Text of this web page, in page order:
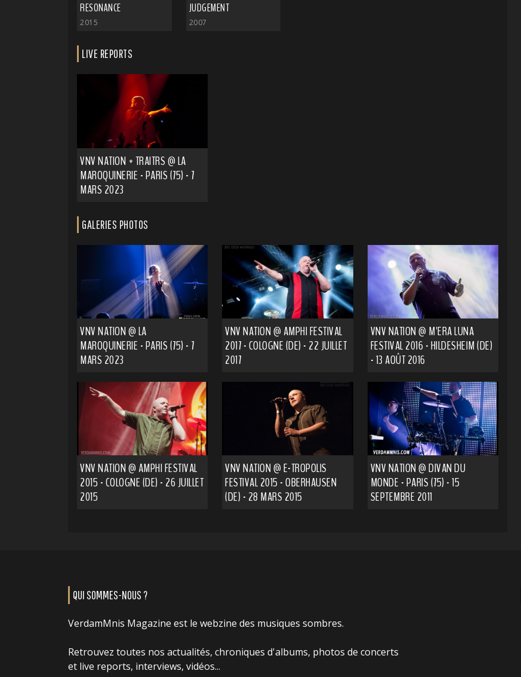
RESONANCE
2015
JUDGEMENT
2007
LIVE REPORTS
VNV NATION + TRAITRS @ LA
MAROQUINERIE - PARIS (75) - 7
MARS 2023
GALERIES PHOTOS
VNV NATION @ LA
MAROQUINERIE - PARIS (75) - 7
MARS 2023
VNV NATION @ AMPHI FESTIVAL
2017 - COLOGNE (DE) - 22 JUILLET
2017
VNV NATION @ M'ERA LUNA
FESTIVAL 2016 - HILDESHEIM (DE)
- 13 AOÛT 2016
VNV NATION @ AMPHI FESTIVAL
2015 - COLOGNE (DE) - 26 JUILLET
2015
VNV NATION @ E-TROPOLIS
FESTIVAL 2015 - OBERHAUSEN
(DE) - 28 MARS 2015
VNV NATION @ DIVAN DU
MONDE - PARIS (75) - 15
SEPTEMBRE 2011
QUI SOMMES-NOUS ?
VerdamMnis Magazine est le webzine des musiques sombres.
Retrouvez toutes nos actualités, chroniques d'albums, photos de concerts
et live reports, interviews, vidéos...